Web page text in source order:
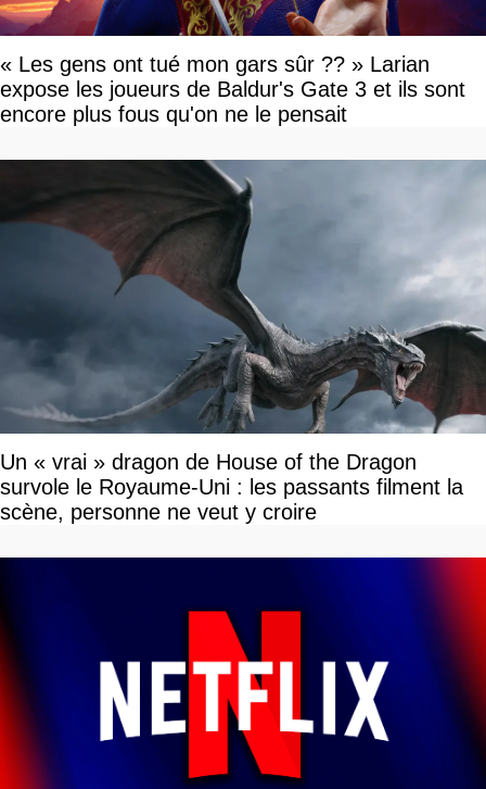
« Les gens ont tué mon gars sûr ?? » Larian
expose les joueurs de Baldur's Gate 3 et ils sont
encore plus fous qu'on ne le pensait
Un « vrai » dragon de House of the Dragon
survole le Royaume-Uni : les passants filment la
scène, personne ne veut y croire